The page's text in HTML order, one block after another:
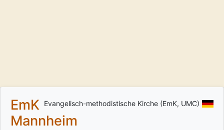
Evangelisch-methodistische Kirche (EmK, UMC)
EmK
Mannheim